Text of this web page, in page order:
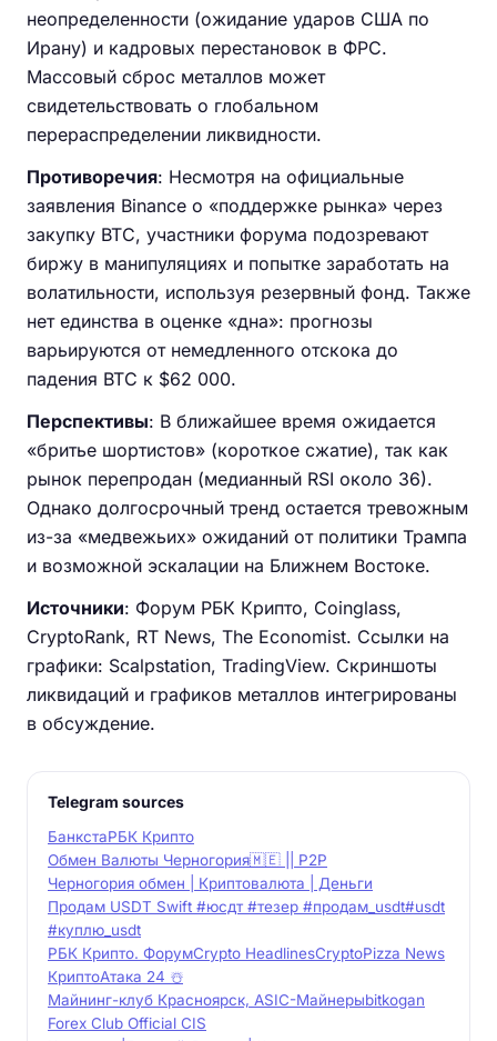
неопределенности (ожидание ударов США по
Ирану) и кадровых перестановок в ФРС.
Массовый сброс металлов может
свидетельствовать о глобальном
перераспределении ликвидности.
Противоречия: Несмотря на официальные
заявления Binance о «поддержке рынка» через
закупку BTC, участники форума подозревают
биржу в манипуляциях и попытке заработать на
волатильности, используя резервный фонд. Также
нет единства в оценке «дна»: прогнозы
варьируются от немедленного отскока до
падения BTC к $62 000.
Перспективы: В ближайшее время ожидается
«бритье шортистов» (короткое сжатие), так как
рынок перепродан (медианный RSI около 36).
Однако долгосрочный тренд остается тревожным
из-за «медвежьих» ожиданий от политики Трампа
и возможной эскалации на Ближнем Востоке.
Источники: Форум РБК Крипто, Coinglass,
CryptoRank, RT News, The Economist. Ссылки на
графики: Scalpstation, TradingView. Скриншоты
ликвидаций и графиков металлов интегрированы
в обсуждение.
Telegram sources
БанкстаРБК Крипто
Обмен Валюты Черногория🇲🇪 || P2P
Черногория обмен | Криптовалюта | Деньги
Продам USDT Swift #юсдт #тезер #продам_usdt#usdt
#куплю_usdt
РБК Крипто. ФорумCrypto HeadlinesCryptoPizza News
КриптоАтака 24 ☃️
Майнинг-клуб Красноярск, ASIC-Майнерыbitkogan
Forex Club Official CIS